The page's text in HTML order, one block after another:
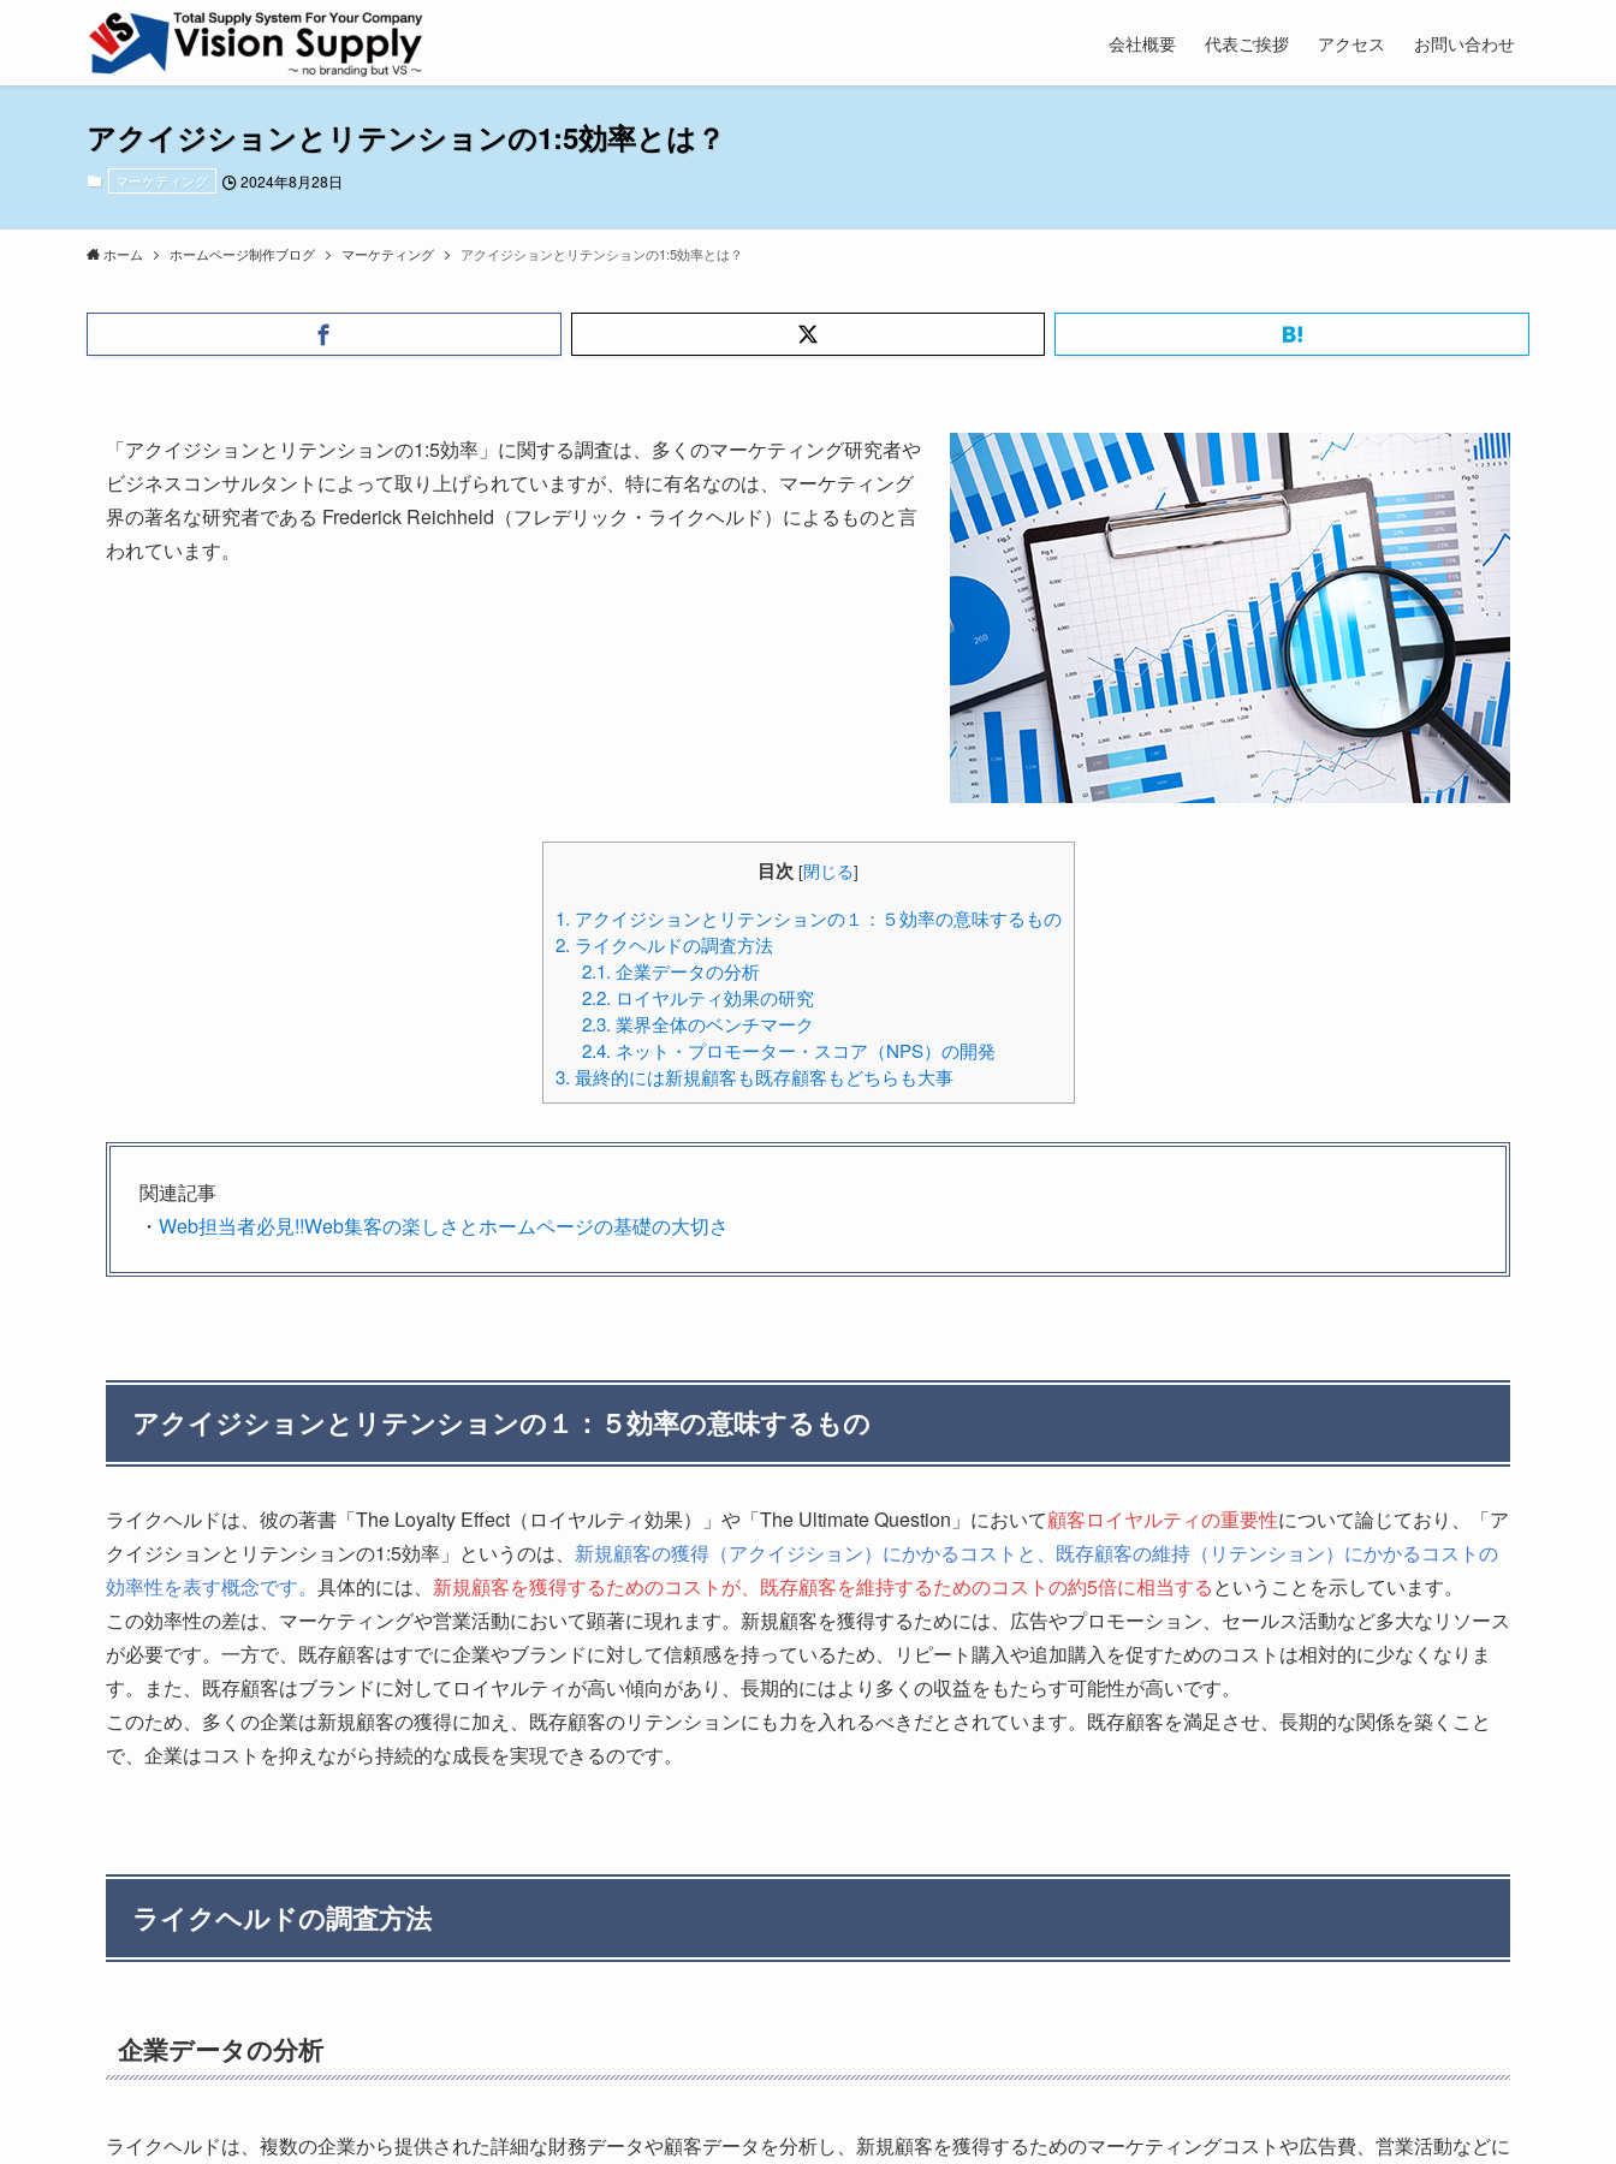
会社概要 代表ご挨拶 アクセス お問い合わせ
アクイジションとリテンションの1:5効率とは？
マーケティング 2024年8月28日
ホーム ホームページ制作ブログ マーケティング アクイジションとリテンションの1:5効率とは？
「アクイジションとリテンションの1:5効率」に関する調査は、多くのマーケティング研究者や
ビジネスコンサルタントによって取り上げられていますが、特に有名なのは、マーケティング
界の著名な研究者である Frederick Reichheld（フレデリック・ライクヘルド）によるものと言
われています。
目次 [閉じる]
1. アクイジションとリテンションの１：５効率の意味するもの
2. ライクヘルドの調査方法
2.1. 企業データの分析
2.2. ロイヤルティ効果の研究
2.3. 業界全体のベンチマーク
2.4. ネット・プロモーター・スコア（NPS）の開発
3. 最終的には新規顧客も既存顧客もどちらも大事
関連記事
・ Web担当者必見!!Web集客の楽しさとホームページの基礎の大切さ
アクイジションとリテンションの１：５効率の意味するもの
ライクヘルドは、彼の著書「The Loyalty Effect（ロイヤルティ効果）」や「The Ultimate Question」において顧客ロイヤルティの重要性について論じており、「ア
クイジションとリテンションの1:5効率」というのは、 新規顧客の獲得（アクイジション）にかかるコストと、既存顧客の維持（リテンション）にかかるコストの
効率性を表す概念です。 具体的には、 新規顧客を獲得するためのコストが、既存顧客を維持するためのコストの約5倍に相当するということを示しています。
この効率性の差は、マーケティングや営業活動において顕著に現れます。新規顧客を獲得するためには、広告やプロモーション、セールス活動など多大なリソース
が必要です。一方で、既存顧客はすでに企業やブランドに対して信頼感を持っているため、リピート購入や追加購入を促すためのコストは相対的に少なくなりま
す。また、既存顧客はブランドに対してロイヤルティが高い傾向があり、長期的にはより多くの収益をもたらす可能性が高いです。
このため、多くの企業は新規顧客の獲得に加え、既存顧客のリテンションにも力を入れるべきだとされています。既存顧客を満足させ、長期的な関係を築くこと
で、企業はコストを抑えながら持続的な成長を実現できるのです。
ライクヘルドの調査方法
企業データの分析
ライクヘルドは、複数の企業から提供された詳細な財務データや顧客データを分析し、新規顧客を獲得するためのマーケティングコストや広告費、営業活動などに